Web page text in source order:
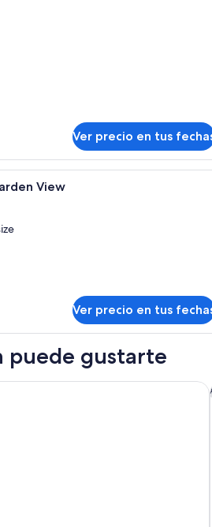
Ver precio en tus
Ropa de cama
View
Ver precio en tus
puede gustarte
London - Croydon by IHG